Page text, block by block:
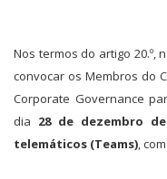
Nos termos do artigo 20.º,
convocar os Membros do
Corporate Governance
dia 28 de dezembro
telemáticos (Teams),